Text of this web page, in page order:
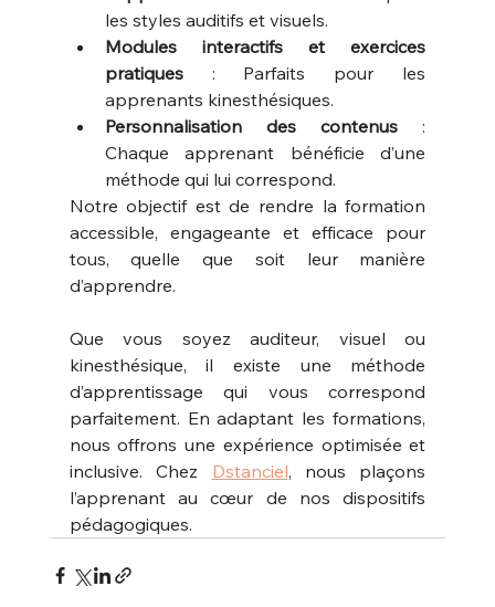
les styles auditifs et visuels.
Modules interactifs et exercices
pratiques : Parfaits pour les
apprenants kinesthésiques.
Personnalisation des contenus :
Chaque apprenant bénéficie d’une
méthode qui lui correspond.
Notre objectif est de rendre la formation
accessible, engageante et efficace pour
tous, quelle que soit leur manière
d’apprendre.
Que vous soyez auditeur, visuel ou
kinesthésique, il existe une méthode
d’apprentissage qui vous correspond
parfaitement. En adaptant les formations,
nous offrons une expérience optimisée et
inclusive. Chez Dstanciel, nous plaçons
l’apprenant au cœur de nos dispositifs
pédagogiques.